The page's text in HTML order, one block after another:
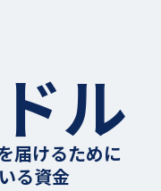
ル
届けるために
る資金